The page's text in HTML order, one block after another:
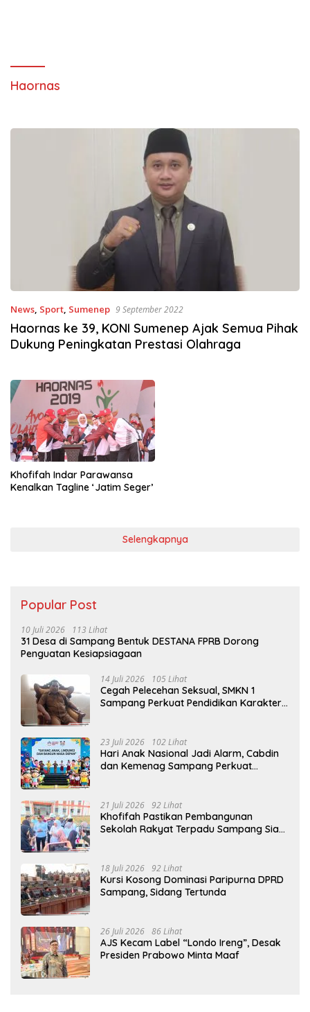
Haornas
News, Sport, Sumenep 9 September 2022
Haornas ke 39, KONI Sumenep Ajak Semua Pihak
Dukung Peningkatan Prestasi Olahraga
Khofifah Indar Parawansa
Kenalkan Tagline ‘Jatim Seger’
Selengkapnya
Popular Post
10 Juli 2026 113 Lihat
31 Desa di Sampang Bentuk DESTANA FPRB Dorong
Penguatan Kesiapsiagaan
14 Juli 2026 105 Lihat
Cegah Pelecehan Seksual, SMKN 1
Sampang Perkuat Pendidikan Karakter
23 Juli 2026 102 Lihat
Hari Anak Nasional Jadi Alarm, Cabdin
dan Kemenag Sampang Perkuat
21 Juli 2026 92 Lihat
Khofifah Pastikan Pembangunan
Sekolah Rakyat Terpadu Sampang Siap
18 Juli 2026 92 Lihat
Kursi Kosong Dominasi Paripurna DPRD
Sampang, Sidang Tertunda
26 Juli 2026 86 Lihat
AJS Kecam Label “Londo Ireng”, Desak
Presiden Prabowo Minta Maaf